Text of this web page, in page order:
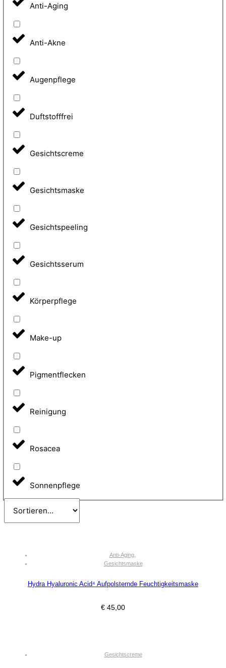
Anti-Aging
Anti-Akne
Augenpflege
Duftstofffrei
Gesichtscreme
Gesichtsmaske
Gesichtspeeling
Gesichtsserum
Körperpflege
Make-up
Pigmentflecken
Reinigung
Rosacea
Sonnenpflege
Anti-Aging,
Gesichtsmaske
Hydra Hyaluronic Acid⁴ Aufpolsternde Feuchtigkeitsmaske
€ 45,00
Gesichtscreme